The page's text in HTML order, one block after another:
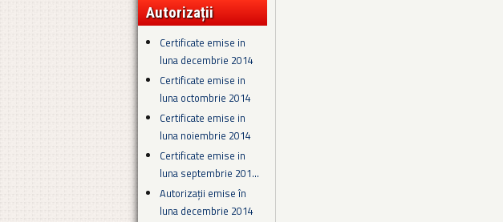
Autorizații
Certificate emise in
luna decembrie 2014
Certificate emise in
luna octombrie 2014
Certificate emise in
luna noiembrie 2014
Certificate emise in
luna septembrie 201...
Autorizații emise în
luna decembrie 2014